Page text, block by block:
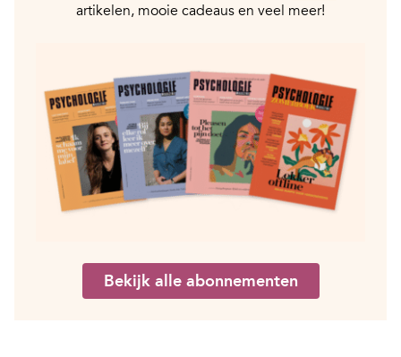
artikelen, mooie cadeaus en veel meer!
Bekijk alle abonnementen